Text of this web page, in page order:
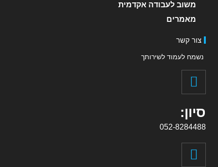
משוב לעבודה אקדמית
מאמרים
צור קשר
נשמח לעמוד לשירותך
סיון:
052-8284488